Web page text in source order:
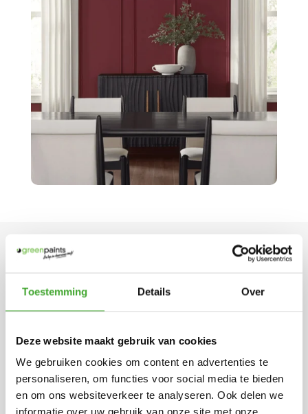
Toestemming Details Over
Deze website maakt gebruik van cookies
We gebruiken cookies om content en advertenties te
personaliseren, om functies voor social media te bieden
en om ons websiteverkeer te analyseren. Ook delen we
informatie over uw gebruik van onze site met onze